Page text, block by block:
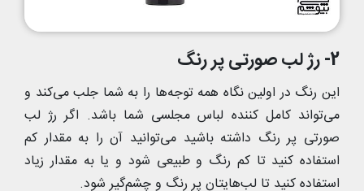
2- رژ لب صورتی پر رنگ
این رنگ در اولین نگاه همه توجه‌ها را به شما جلب می‌کند و
می‌تواند کامل کننده لباس مجلسی شما باشد. اگر رژ لب
صورتی پر رنگ داشته باشید می‌توانید آن را به مقدار کم
استفاده کنید تا کم رنگ و طبیعی شود و یا به مقدار زیاد
استفاده کنید تا لب‌هایتان پر رنگ و چشم‌گیر شود.